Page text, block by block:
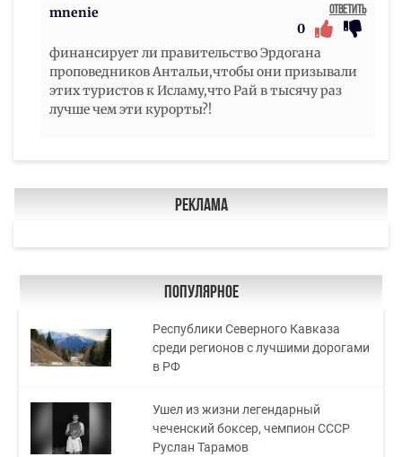
mnenie
Ответить
0
финансирует ли правительство Эрдогана
проповедников Антальи,чтобы они призывали
этих туристов к Исламу,что Рай в тысячу раз
лучше чем эти курорты?!
Реклама
Популярное
Республики Северного Кавказа
среди регионов с лучшими дорогами
в РФ
Ушел из жизни легендарный
чеченский боксер, чемпион СССР
Руслан Тарамов